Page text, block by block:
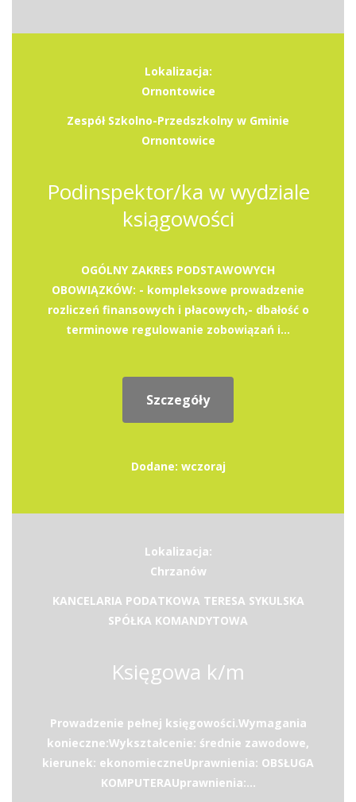
Lokalizacja:
Ornontowice
Zespół Szkolno-Przedszkolny w Gminie
Ornontowice
Podinspektor/ka w wydziale
ksiągowości
OGÓLNY ZAKRES PODSTAWOWYCH
OBOWIĄZKÓW: - kompleksowe prowadzenie
rozliczeń finansowych i płacowych,- dbałość o
terminowe regulowanie zobowiązań i...
Szczegóły
Dodane: wczoraj
Lokalizacja:
Chrzanów
KANCELARIA PODATKOWA TERESA SYKULSKA
SPÓŁKA KOMANDYTOWA
Księgowa k/m
Prowadzenie pełnej księgowości.Wymagania
konieczne:Wykształcenie: średnie zawodowe,
kierunek: ekonomieczneUprawnienia: OBSŁUGA
KOMPUTERAUprawnienia:...